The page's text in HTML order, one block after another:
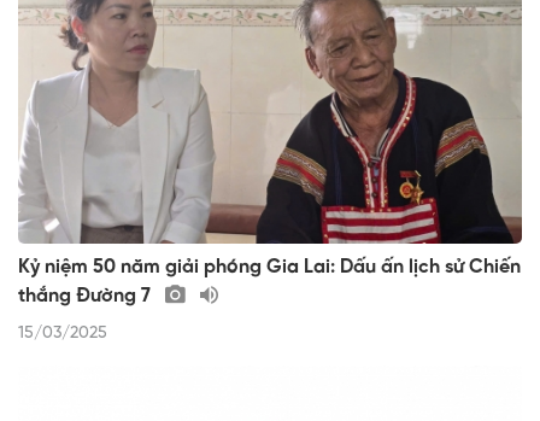
Kỷ niệm 50 năm giải phóng Gia Lai: Dấu ấn lịch sử Chiến
thắng Đường 7
15/03/2025